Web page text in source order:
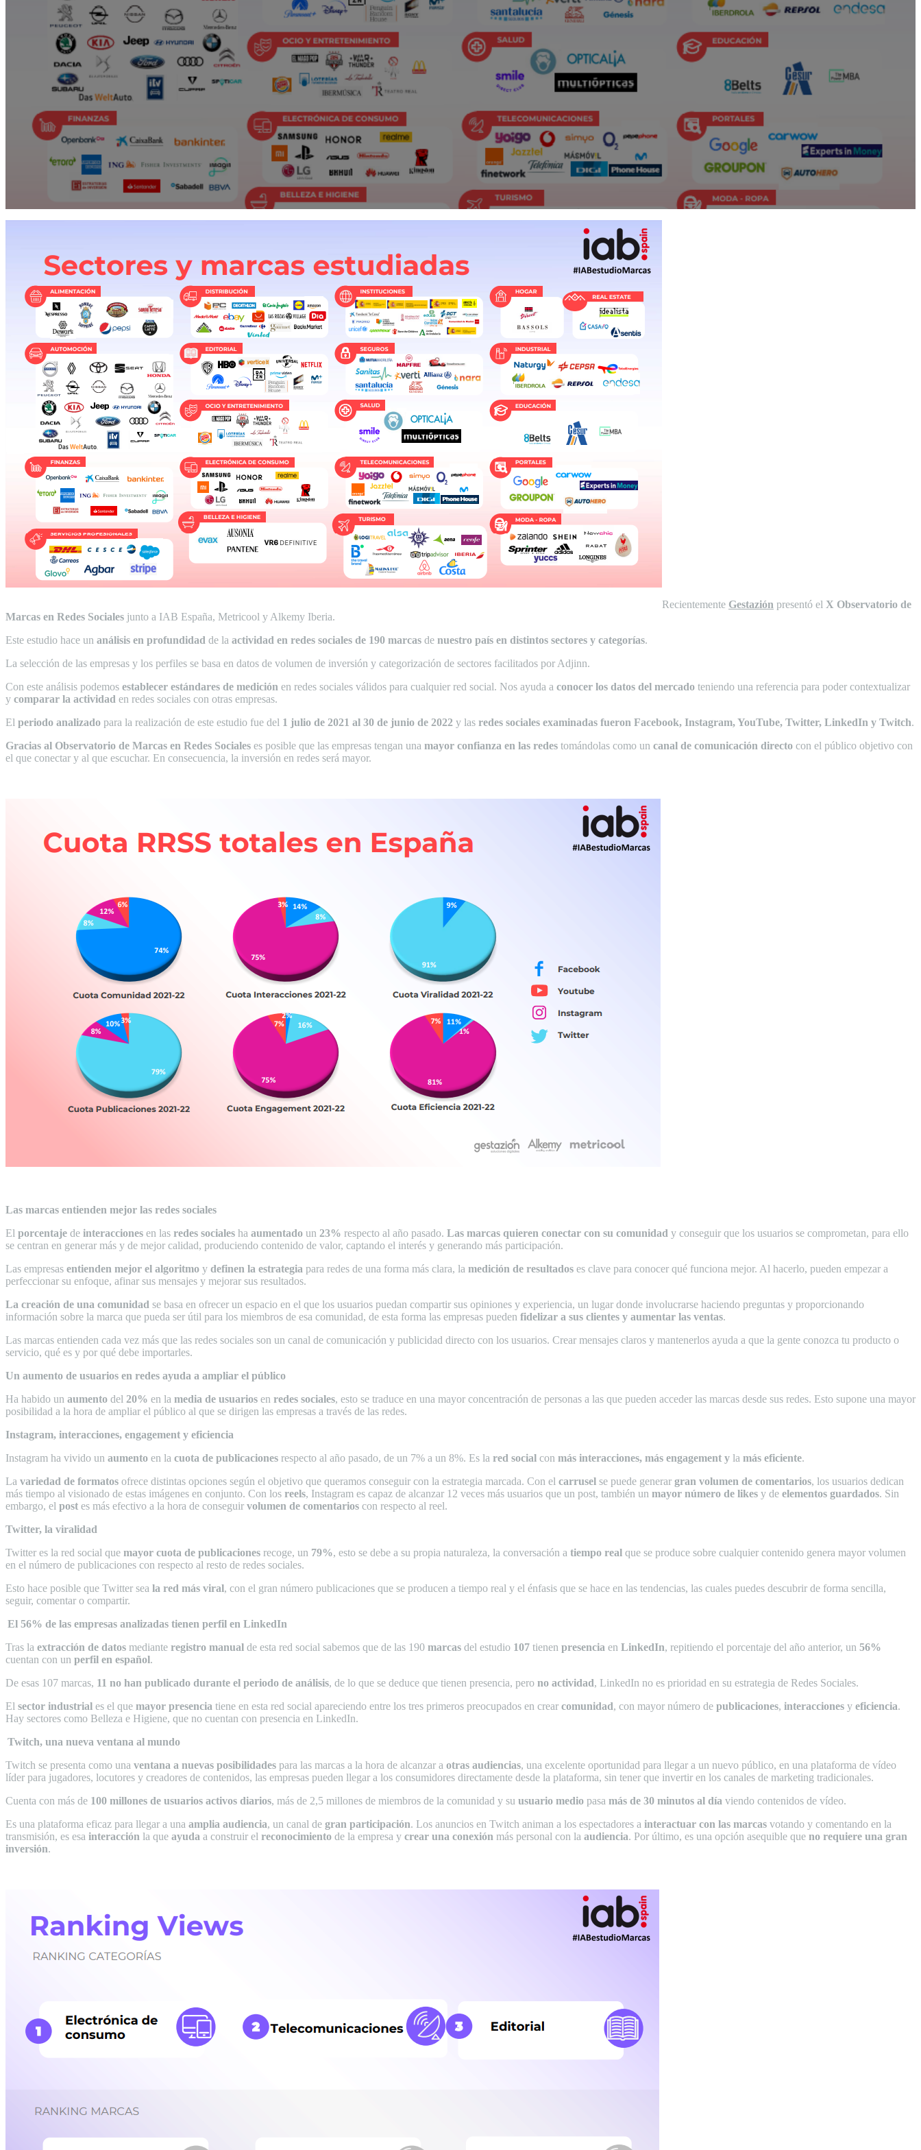
Recientemente Gestazión presentó el X Observatorio de
Marcas en Redes Sociales junto a IAB España, Metricool y Alkemy Iberia.
Este estudio hace un análisis en profundidad de la actividad en redes sociales de 190 marcas de nuestro país en distintos sectores y categorías.
La selección de las empresas y los perfiles se basa en datos de volumen de inversión y categorización de sectores facilitados por Adjinn.
Con este análisis podemos establecer estándares de medición en redes sociales válidos para cualquier red social. Nos ayuda a conocer los datos del mercado teniendo una referencia para poder contextualizar
y comparar la actividad en redes sociales con otras empresas.
El periodo analizado para la realización de este estudio fue del 1 julio de 2021 al 30 de junio de 2022 y las redes sociales examinadas fueron Facebook, Instagram, YouTube, Twitter, LinkedIn y Twitch.
Gracias al Observatorio de Marcas en Redes Sociales es posible que las empresas tengan una mayor confianza en las redes tomándolas como un canal de comunicación directo con el público objetivo con
el que conectar y al que escuchar. En consecuencia, la inversión en redes será mayor.
Las marcas entienden mejor las redes sociales
El porcentaje de interacciones en las redes sociales ha aumentado un 23% respecto al año pasado. Las marcas quieren conectar con su comunidad y conseguir que los usuarios se comprometan, para ello
se centran en generar más y de mejor calidad, produciendo contenido de valor, captando el interés y generando más participación.
Las empresas entienden mejor el algoritmo y definen la estrategia para redes de una forma más clara, la medición de resultados es clave para conocer qué funciona mejor. Al hacerlo, pueden empezar a
perfeccionar su enfoque, afinar sus mensajes y mejorar sus resultados.
La creación de una comunidad se basa en ofrecer un espacio en el que los usuarios puedan compartir sus opiniones y experiencia, un lugar donde involucrarse haciendo preguntas y proporcionando
información sobre la marca que pueda ser útil para los miembros de esa comunidad, de esta forma las empresas pueden fidelizar a sus clientes y aumentar las ventas.
Las marcas entienden cada vez más que las redes sociales son un canal de comunicación y publicidad directo con los usuarios. Crear mensajes claros y mantenerlos ayuda a que la gente conozca tu producto o
servicio, qué es y por qué debe importarles.
Un aumento de usuarios en redes ayuda a ampliar el público
Ha habido un aumento del 20% en la media de usuarios en redes sociales, esto se traduce en una mayor concentración de personas a las que pueden acceder las marcas desde sus redes. Esto supone una mayor
posibilidad a la hora de ampliar el público al que se dirigen las empresas a través de las redes.
Instagram, interacciones, engagement y eficiencia
Instagram ha vivido un aumento en la cuota de publicaciones respecto al año pasado, de un 7% a un 8%. Es la red social con más interacciones, más engagement y la más eficiente.
La variedad de formatos ofrece distintas opciones según el objetivo que queramos conseguir con la estrategia marcada. Con el carrusel se puede generar gran volumen de comentarios, los usuarios dedican
más tiempo al visionado de estas imágenes en conjunto. Con los reels, Instagram es capaz de alcanzar 12 veces más usuarios que un post, también un mayor número de likes y de elementos guardados. Sin
embargo, el post es más efectivo a la hora de conseguir volumen de comentarios con respecto al reel.
Twitter, la viralidad
Twitter es la red social que mayor cuota de publicaciones recoge, un 79%, esto se debe a su propia naturaleza, la conversación a tiempo real que se produce sobre cualquier contenido genera mayor volumen
en el número de publicaciones con respecto al resto de redes sociales.
Esto hace posible que Twitter sea la red más viral, con el gran número publicaciones que se producen a tiempo real y el énfasis que se hace en las tendencias, las cuales puedes descubrir de forma sencilla,
seguir, comentar o compartir.
El 56% de las empresas analizadas tienen perfil en LinkedIn
Tras la extracción de datos mediante registro manual de esta red social sabemos que de las 190 marcas del estudio 107 tienen presencia en LinkedIn, repitiendo el porcentaje del año anterior, un 56%
cuentan con un perfil en español.
De esas 107 marcas, 11 no han publicado durante el periodo de análisis, de lo que se deduce que tienen presencia, pero no actividad, LinkedIn no es prioridad en su estrategia de Redes Sociales.
El sector industrial es el que mayor presencia tiene en esta red social apareciendo entre los tres primeros preocupados en crear comunidad, con mayor número de publicaciones, interacciones y eficiencia.
Hay sectores como Belleza e Higiene, que no cuentan con presencia en LinkedIn.
Twitch, una nueva ventana al mundo
Twitch se presenta como una ventana a nuevas posibilidades para las marcas a la hora de alcanzar a otras audiencias, una excelente oportunidad para llegar a un nuevo público, en una plataforma de vídeo
líder para jugadores, locutores y creadores de contenidos, las empresas pueden llegar a los consumidores directamente desde la plataforma, sin tener que invertir en los canales de marketing tradicionales.
Cuenta con más de 100 millones de usuarios activos diarios, más de 2,5 millones de miembros de la comunidad y su usuario medio pasa más de 30 minutos al día viendo contenidos de vídeo.
Es una plataforma eficaz para llegar a una amplia audiencia, un canal de gran participación. Los anuncios en Twitch animan a los espectadores a interactuar con las marcas votando y comentando en la
transmisión, es esa interacción la que ayuda a construir el reconocimiento de la empresa y crear una conexión más personal con la audiencia. Por último, es una opción asequible que no requiere una gran
inversión.